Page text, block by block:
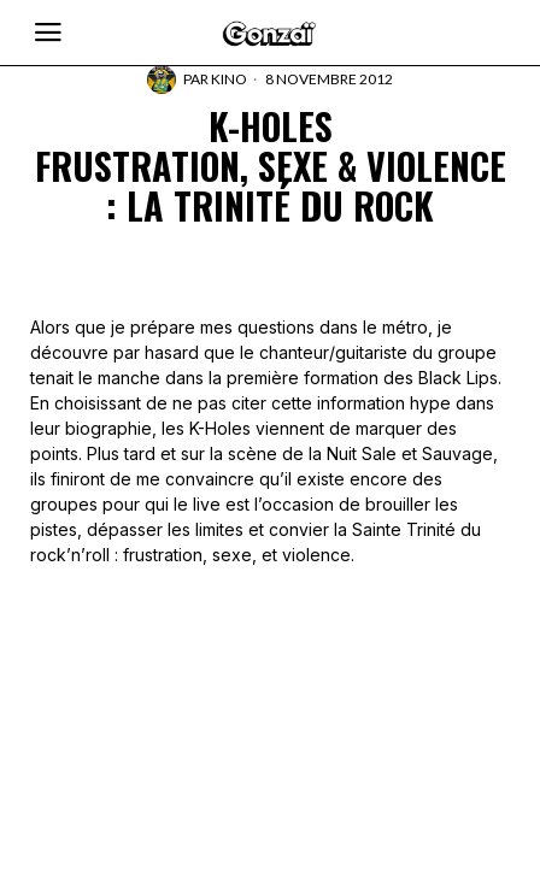
PARKINO 8 NOVEMBRE 2012
K-HOLES
FRUSTRATION, SEXE & VIOLENCE
: LA TRINITÉ DU ROCK
Alors que je prépare mes questions dans le métro, je
découvre par hasard que le chanteur/guitariste du groupe
tenait le manche dans la première formation des Black Lips.
En choisissant de ne pas citer cette information hype dans
leur biographie, les K-Holes viennent de marquer des
points. Plus tard et sur la scène de la Nuit Sale et Sauvage,
ils finiront de me convaincre qu’il existe encore des
groupes pour qui le live est l’occasion de brouiller les
pistes, dépasser les limites et convier la Sainte Trinité du
rock’n’roll : frustration, sexe, et violence.